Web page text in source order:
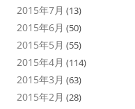
2015年7月 (13)
2015年6月 (50)
2015年5月 (55)
2015年4月 (114)
2015年3月 (63)
2015年2月 (28)